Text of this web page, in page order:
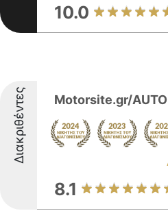
10.0
Διακριθέντες Motorsite.gr/AUTO
8.1